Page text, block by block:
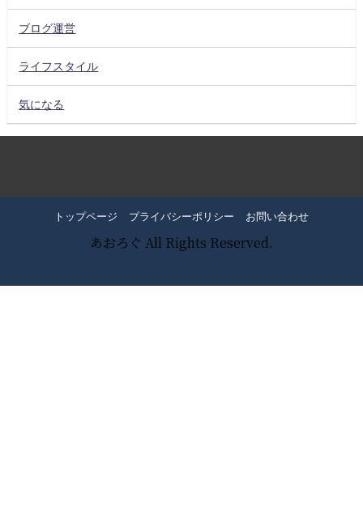
ブログ運営
ライフスタイル
気になる
トップページ プライバシーポリシー お問い合わせ
あおろぐ All Rights Reserved.